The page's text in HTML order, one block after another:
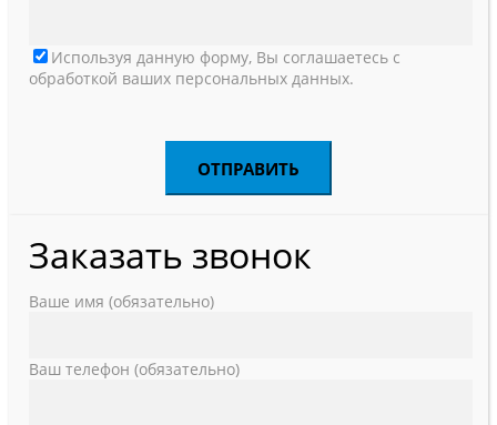
Используя данную форму, Вы соглашаетесь с
обработкой ваших персональных данных.
Заказать звонок
Ваше имя (обязательно)
Ваш телефон (обязательно)